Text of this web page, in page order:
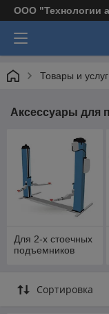
ООО "Технологии
Товары и
Аксессуары для
Для 2-х стоечных
подъемников
Сортировка